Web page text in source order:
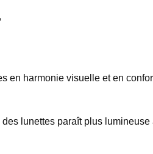
en harmonie visuelle et en
lunettes paraît plus